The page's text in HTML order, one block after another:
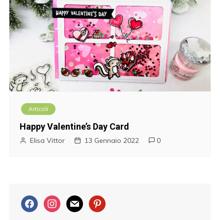
Articoli
Happy Valentine’s Day Card
Elisa Vittor 13 Gennaio 2022 0
f
a
i
n
m
a
p